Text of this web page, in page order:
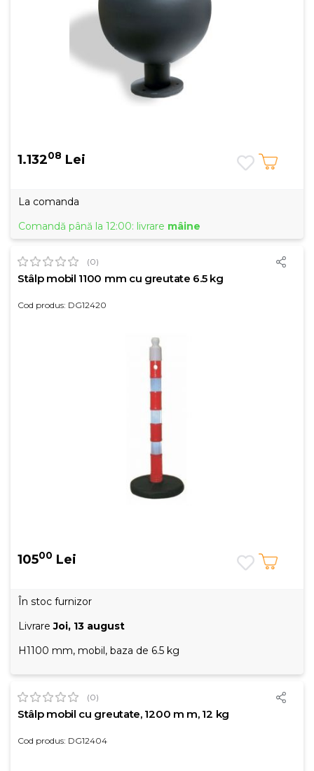
1.13208 Lei
La comanda
Comandă până la 12:00: livrare mâine
(0)
Stâlp mobil 1100 mm cu greutate 6.5 kg
Cod produs: DG12420
10500 Lei
În stoc furnizor
LivrareJoi, 13 august
H1100 mm, mobil, baza de 6.5 kg
(0)
Stâlp mobil cu greutate, 1200 m m, 12 kg
Cod produs: DG12404